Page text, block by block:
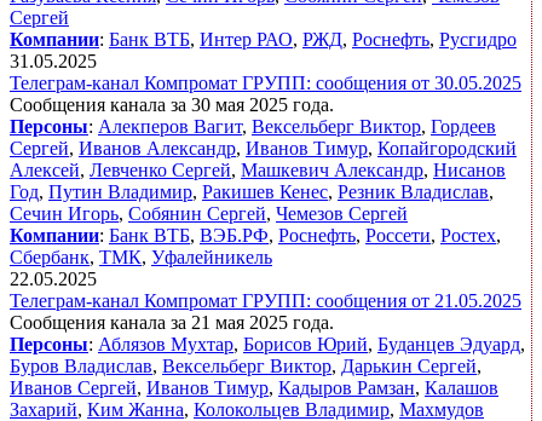
Сергей
Компании: Банк ВТБ, Интер РАО, РЖД, Роснефть, Русгидро
31.05.2025
Телеграм-канал Компромат ГРУПП: сообщения от 30.05.2025
Сообщения канала за 30 мая 2025 года.
Персоны: Алекперов Вагит, Вексельберг Виктор, Гордеев
Сергей, Иванов Александр, Иванов Тимур, Копайгородский
Алексей, Левченко Сергей, Машкевич Александр, Нисанов
Год, Путин Владимир, Ракишев Кенес, Резник Владислав,
Сечин Игорь, Собянин Сергей, Чемезов Сергей
Компании: Банк ВТБ, ВЭБ.РФ, Роснефть, Россети, Ростех,
Сбербанк, ТМК, Уфалейникель
22.05.2025
Телеграм-канал Компромат ГРУПП: сообщения от 21.05.2025
Сообщения канала за 21 мая 2025 года.
Персоны: Аблязов Мухтар, Борисов Юрий, Буданцев Эдуард,
Буров Владислав, Вексельберг Виктор, Дарькин Сергей,
Иванов Сергей, Иванов Тимур, Кадыров Рамзан, Калашов
Захарий, Ким Жанна, Колокольцев Владимир, Махмудов